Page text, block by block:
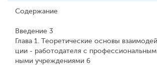
Содержание
Введение 3
Глава 1. Теоретические основы
ции - работодателя с
ными учреждениями 6